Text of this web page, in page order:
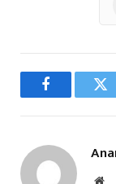
Facebook